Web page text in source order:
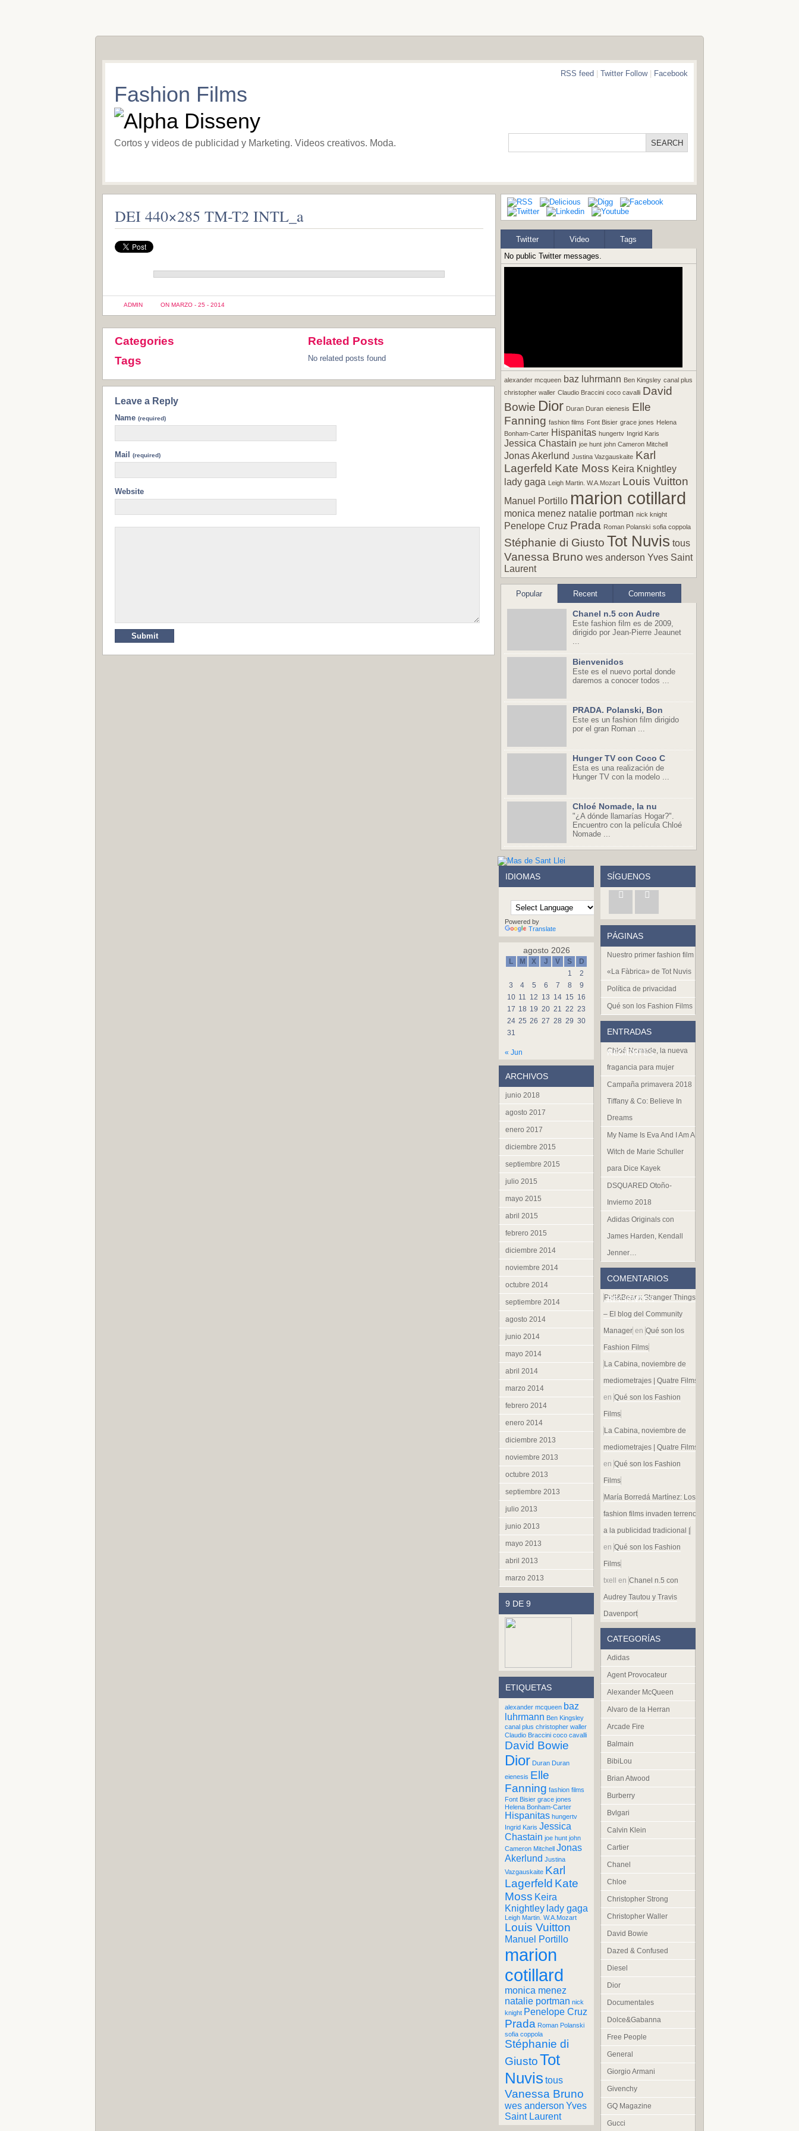
Fashion Films
Cortos y videos de publicidad y Marketing. Videos creativos. Moda.
RSS feed Twitter Follow| Facebook
DEI 440×285 TM-T2 INTL_a
ADMIN ON MARZO - 25 - 2014
Categories
Tags
Related Posts
No related posts found
Leave a Reply
Name (required)
Mail (required)
Website
Twitter Video
Tags
No public Twitter messages.
alexander mcqueen baz luhrmann Ben Kingsley canal plus
christopher waller Claudio Braccini coco cavalli David
Bowie Dior Duran Duran eienesis Elle
Fanning fashion films Font Bisier grace jones Helena
Bonham-Carter Hispanitas hungertv Ingrid Karis
Jessica Chastain joe hunt john Cameron Mitchell
Jonas Akerlund Justina Vazgauskaite Karl
Lagerfeld Kate Moss Keira Knightley
lady gaga Leigh Martin. W.A.Mozart Louis Vuitton
Manuel Portillo marion cotillard
monica menez natalie portman nick knight
Penelope Cruz Prada Roman Polanski sofia coppola
Stéphanie di Giusto Tot Nuvis tous
Vanessa Bruno wes anderson Yves Saint
Laurent
Popular Recent Comments
Chanel n.5 con Audre
Este fashion film es de 2009,
dirigido por Jean-Pierre Jeaunet
...
Bienvenidos
Este es el nuevo portal donde
daremos a conocer todos ...
PRADA. Polanski, Bon
Este es un fashion film dirigido
por el gran Roman ...
Hunger TV con Coco C
Esta es una realización de
Hunger TV con la modelo ...
Chloé Nomade, la nu
"¿A dónde llamarías Hogar?".
Encuentro con la película Chloé
Nomade ...
IDIOMAS
Powered by
Translate
agosto 2026
L M X J V S
D
1
2
3
4 5 6 7 8
9
10 11 12 13 14 15 16
17 18 19 20 21 22 23
24 25 26 27 28 29 30
31
« Jun
ARCHIVOS
junio 2018
agosto 2017
enero 2017
diciembre 2015
septiembre 2015
julio 2015
mayo 2015
abril 2015
febrero 2015
diciembre 2014
noviembre 2014
octubre 2014
septiembre 2014
agosto 2014
junio 2014
mayo 2014
abril 2014
marzo 2014
febrero 2014
enero 2014
diciembre 2013
noviembre 2013
octubre 2013
septiembre 2013
julio 2013
junio 2013
mayo 2013
abril 2013
marzo 2013
9 DE 9
ETIQUETAS
alexander mcqueen baz
luhrmann Ben Kingsley
canal plus christopher waller
Claudio Braccini coco cavalli
David Bowie
Dior Duran Duran
eienesis Elle
Fanning fashion films
Font Bisier grace jones
Helena Bonham-Carter
Hispanitas hungertv
Ingrid Karis Jessica
Chastain joe hunt john
Cameron Mitchell Jonas
Akerlund Justina
Vazgauskaite Karl
Lagerfeld Kate
Moss Keira
Knightley lady gaga
Leigh Martin. W.A.Mozart
Louis Vuitton
Manuel Portillo
marion
cotillard
monica menez
natalie portman nick
knight Penelope Cruz
Prada Roman Polanski
sofia coppola
Stéphanie di
GiustoTot
Nuvis tous
Vanessa Bruno
wes anderson Yves
Saint Laurent
SÍGUENOS
PÁGINAS
Nuestro primer fashion film
«La Fàbrica» de Tot Nuvis
Política de privacidad
Qué son los Fashion Films
ENTRADAS
RECIENTES
Chloé Nomade, la nueva
fragancia para mujer
Campaña primavera 2018
Tiffany & Co: Believe In
Dreams
My Name Is Eva And I Am A
Witch de Marie Schuller
para Dice Kayek
DSQUARED Otoño-
Invierno 2018
Adidas Originals con
James Harden, Kendall
Jenner…
COMENTARIOS
RECIENTES
Pull&Bear x Stranger Things
– El blog del Community
Manager en Qué son los
Fashion Films
La Cabina, noviembre de
mediometrajes | Quatre Films
en Qué son los Fashion
Films
La Cabina, noviembre de
mediometrajes | Quatre Films
en Qué son los Fashion
Films
María Borredá Martínez: Los
fashion films invaden terreno
a la publicidad tradicional |
en Qué son los Fashion
Films
txell
en Chanel n.5 con
Audrey Tautou y Travis
Davenport
CATEGORÍAS
Adidas
Agent Provocateur
Alexander McQueen
Alvaro de la Herran
Arcade Fire
Balmain
BibiLou
Brian Atwood
Burberry
Bvlgari
Calvin Klein
Cartier
Chanel
Chloe
Christopher Strong
Christopher Waller
David Bowie
Dazed & Confused
Diesel
Dior
Documentales
Dolce&Gabanna
Free People
General
Giorgio Armani
Givenchy
GQ Magazine
Gucci